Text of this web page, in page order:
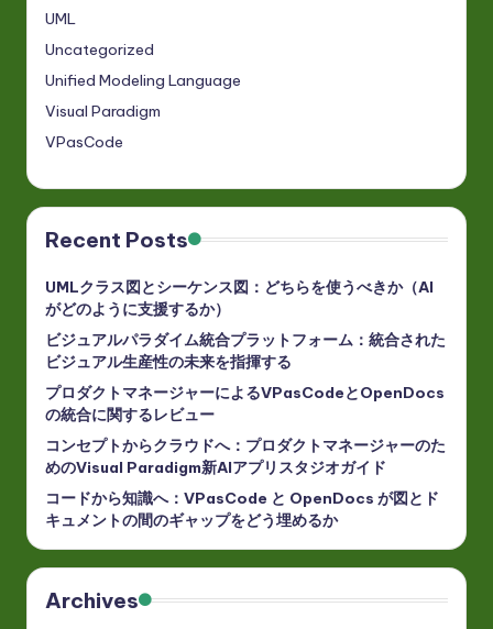
UML
Uncategorized
Unified Modeling Language
Visual Paradigm
VPasCode
Recent Posts
UMLクラス図とシーケンス図：どちらを使うべきか（AI
がどのように支援するか）
ビジュアルパラダイム統合プラットフォーム：統合された
ビジュアル生産性の未来を指揮する
プロダクトマネージャーによるVPasCodeとOpenDocs
の統合に関するレビュー
コンセプトからクラウドへ：プロダクトマネージャーのた
めのVisual Paradigm新AIアプリスタジオガイド
コードから知識へ：VPasCode と OpenDocs が図とド
キュメントの間のギャップをどう埋めるか
Archives